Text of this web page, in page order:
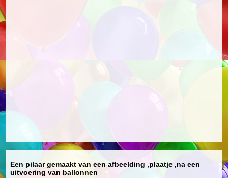
Een pilaar gemaakt van een afbeelding ,plaatje ,na een
uitvoering van ballonnen